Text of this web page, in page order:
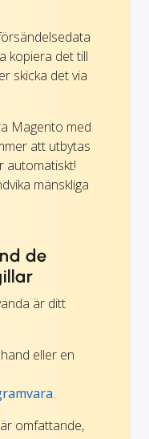
kopiera det till
skicka det via
Magento med
att utbytas
automatiskt!
mänskliga
de
är ditt
eller en
.
är omfattande,